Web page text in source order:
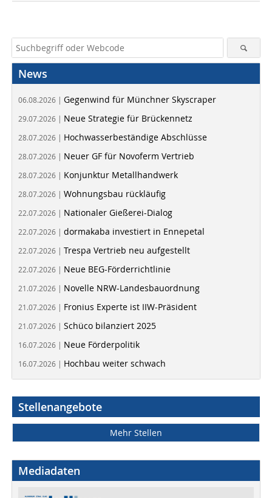
News
06.08.2026 | Gegenwind für Münchner Skyscraper
29.07.2026 | Neue Strategie für Brückennetz
28.07.2026 | Hochwasserbeständige Abschlüsse
28.07.2026 | Neuer GF für Novoferm Vertrieb
28.07.2026 | Konjunktur Metallhandwerk
28.07.2026 | Wohnungsbau rückläufig
22.07.2026 | Nationaler Gießerei-Dialog
22.07.2026 | dormakaba investiert in Ennepetal
22.07.2026 | Trespa Vertrieb neu aufgestellt
22.07.2026 | Neue BEG-Förderrichtlinie
21.07.2026 | Novelle NRW-Landesbauordnung
21.07.2026 | Fronius Experte ist IIW-Präsident
21.07.2026 | Schüco bilanziert 2025
16.07.2026 | Neue Förderpolitik
16.07.2026 | Hochbau weiter schwach
Stellenangebote
Mehr Stellen
Mediadaten